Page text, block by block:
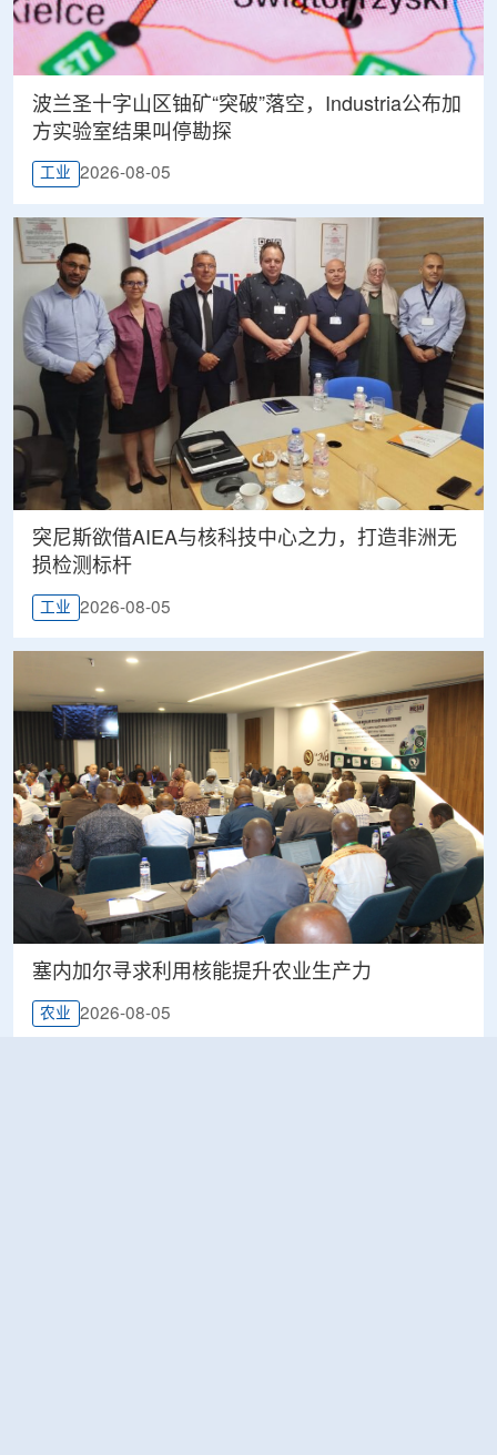
波兰圣十字山区铀矿“突破”落空，Industria公布加
方实验室结果叫停勘探
工业 2026-08-05
突尼斯欲借AIEA与核科技中心之力，打造非洲无
损检测标杆
工业 2026-08-05
塞内加尔寻求利用核能提升农业生产力
农业 2026-08-05